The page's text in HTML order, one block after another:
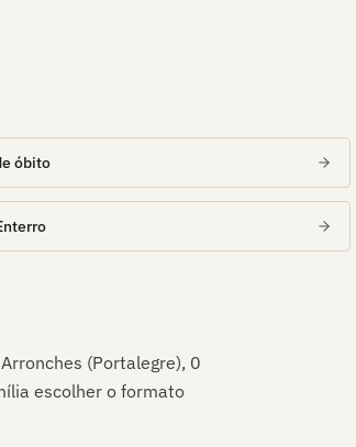
óbito
Arronches (Portalegre), 0
escolher o formato